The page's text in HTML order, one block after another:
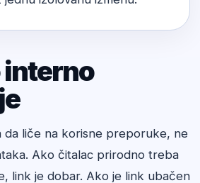
interno
da liče na korisne preporuke, ne
Ako čitalac prirodno treba
link je dobar. Ako je link ubačen